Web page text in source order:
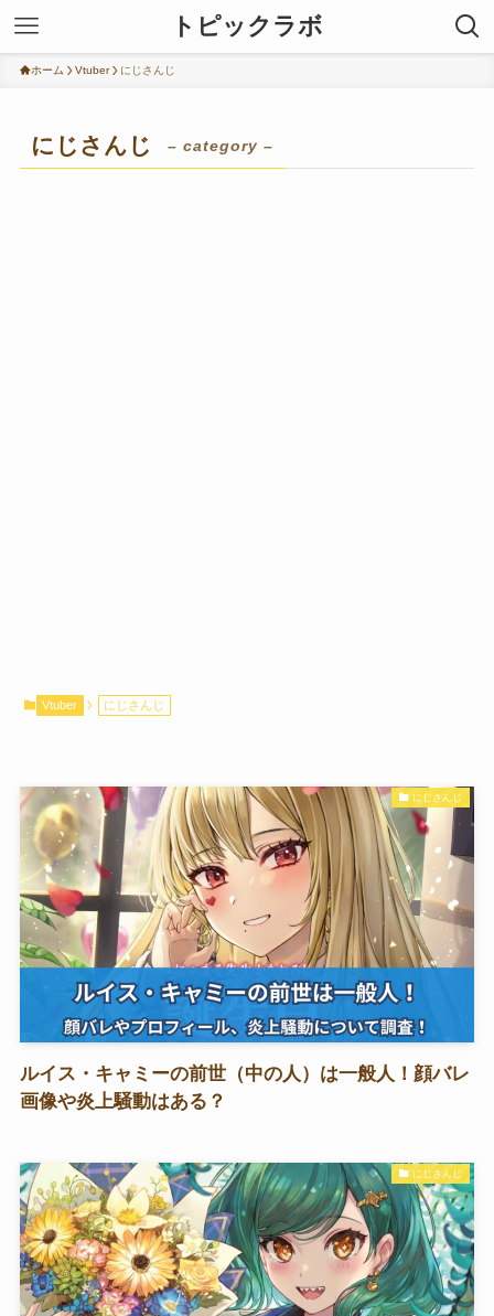
トピックラボ
ホーム Vtuber にじさんじ
にじさんじ – category –
Vtuber にじさんじ
にじさんじ
ルイス・キャミーの前世（中の人）は一般人！顔バレ
画像や炎上騒動はある？
にじさんじ